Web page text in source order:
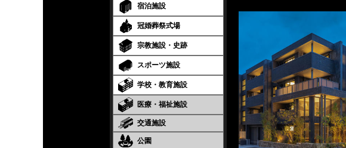
宿泊施設
冠婚葬祭式場
宗教施設・史跡
スポーツ施設
学校・教育施設
医療・福祉施設
交通施設
公園